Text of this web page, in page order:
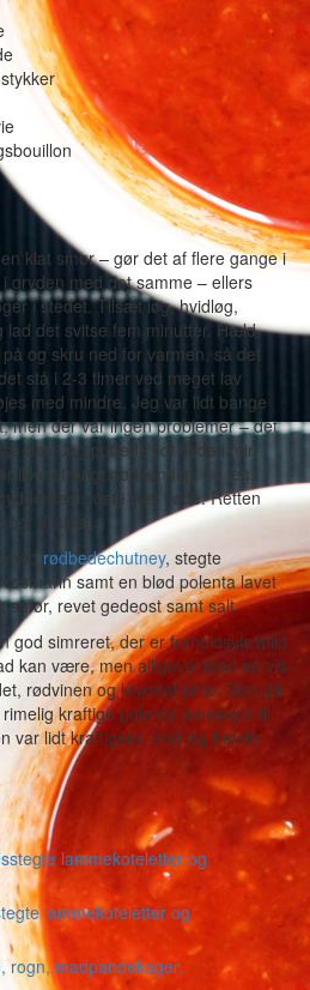
klat smør – gør det af flere gange i
gryden med det samme – ellers
i stedet. Tilsæt løg, hvidløg,
lad det svitse fem minutter. Hæld
og skru ned for varmen, så det
stå i 2-3 timer ved meget lav
med mindre. Jeg var lidt bange
men der var ingen problemer – det
det. Jeg puttede lidt fløde i min
ikke strengt nødvendigt, og jeg
den sidste rest fløde. Retten
til sidst.
rødbedechutney, stegte
samt en blød polenta lavet
smør, revet gedeost samt salt.
god simreret, der er forholdsvis mild
kan være, men alligevel med en vis
rødvinen og krydderierne. Den gik
kraftige polenta (undskyld til
var lidt kraftigere, end jeg havde
lammekoteletter og